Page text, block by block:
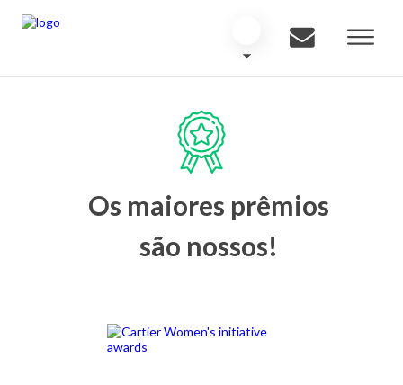
Os maiores prêmios
são nossos!